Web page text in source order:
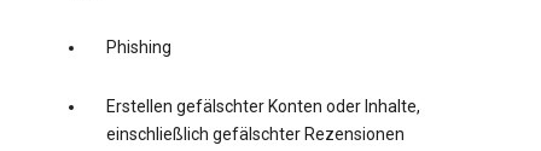
Phishing
Erstellen gefälschter Konten oder Inhalte,
einschließlich gefälschter Rezensionen